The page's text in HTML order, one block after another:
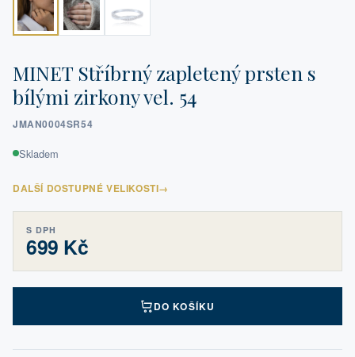
MINET Stříbrný zapletený prsten s
bílými zirkony vel. 54
JMAN0004SR54
Skladem
DALŠÍ DOSTUPNÉ VELIKOSTI→
S DPH
699 Kč
DO KOŠÍKU